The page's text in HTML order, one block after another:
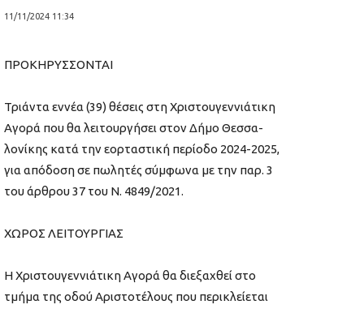
11/11/2024 11:34
ΠΡΟΚΗΡΥΣΣΟΝΤΑΙ
Τριάντα εννέα (39) θέσεις στη Χριστουγεννιάτικη
Αγορά που θα λειτουργήσει στον Δήμο Θεσσα-
λονίκης κατά την εορταστική περίοδο 2024-2025,
για απόδοση σε πωλητές σύμφωνα με την παρ. 3
του άρθρου 37 του Ν. 4849/2021.
ΧΩΡΟΣ ΛΕΙΤΟΥΡΓΙΑΣ
Η Χριστουγεννιάτικη Αγορά θα διεξαχθεί στο
τμήμα της οδού Αριστοτέλους που περικλείεται